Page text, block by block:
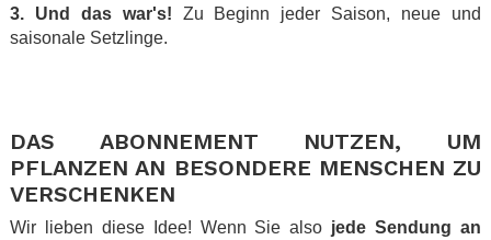
3.
Und das war's! Zu Beginn jeder Saison, neue und
saisonale Setzlinge.
DAS ABONNEMENT NUTZEN, UM
PFLANZEN AN BESONDERE MENSCHEN ZU
VERSCHENKEN
Wir lieben diese Idee! Wenn Sie also jede Sendung an